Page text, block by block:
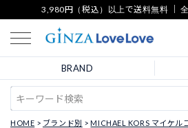
3,980円（税込）以上で送料無料 ｜
BRAND
HOME ブランド別 MICHAEL KORS マイケル